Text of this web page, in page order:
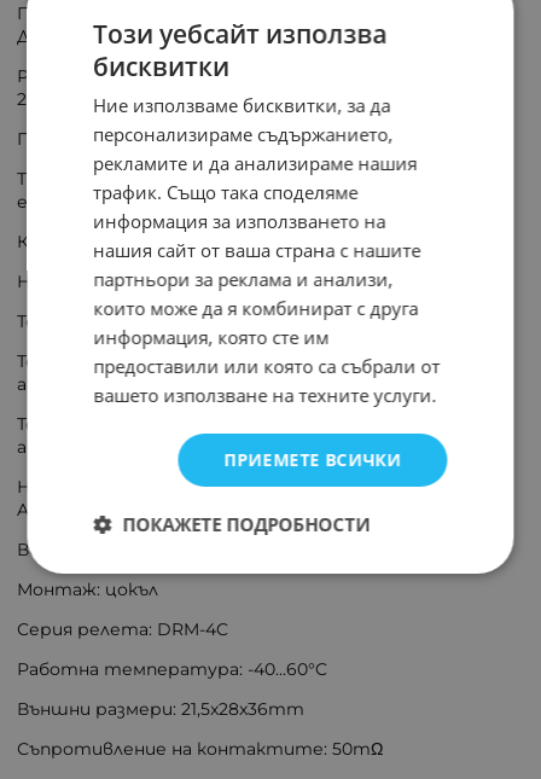
ПРОДУКТЪТ СЕ ДОСТАВЯ В РАМКИТЕ НА 5 РАБОТНИ
ДНИ;
Реле електромагнитно индустриално 7760056086;
230VAC; 5A; 4PDT
Производител: WEIDMÜLLER
Тип реле
електромагнитно
Конф. на контактите: 4PDT
Номинално напрежение на бобината: 230V AC
Ток през контактите макс.: 5A
Товароспособност на контактите АС @R при
активен товар: 5A / 250V AC
Товароспособност на контактите DC @R при
активен товар: 5A / 24V DC
Напрежение на комутация: макс. 200V DC, макс. 250V
AC
Версия реле: промишлено
Монтаж: цокъл
Серия релета: DRM-4C
Работна температура: -40...60°C
Външни размери: 21,5x28x36mm
Съпротивление на контактите: 50mΩ
Този уебсайт използва
бисквитки
Ние използваме бисквитки, за да
персонализираме съдържанието,
рекламите и да анализираме нашия
трафик. Също така споделяме
информация за използването на
нашия сайт от ваша страна с нашите
партньори за реклама и анализи,
които може да я комбинират с друга
информация, която сте им
предоставили или която са събрали от
вашето използване на техните услуги.
ПРИЕМЕТЕ ВСИЧКИ
ПОКАЖЕТЕ ПОДРОБНОСТИ